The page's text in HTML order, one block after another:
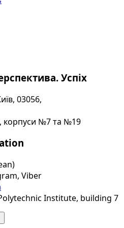
Успіх
03056,
корпуси №7 та №19
Viber
Institute, building 7